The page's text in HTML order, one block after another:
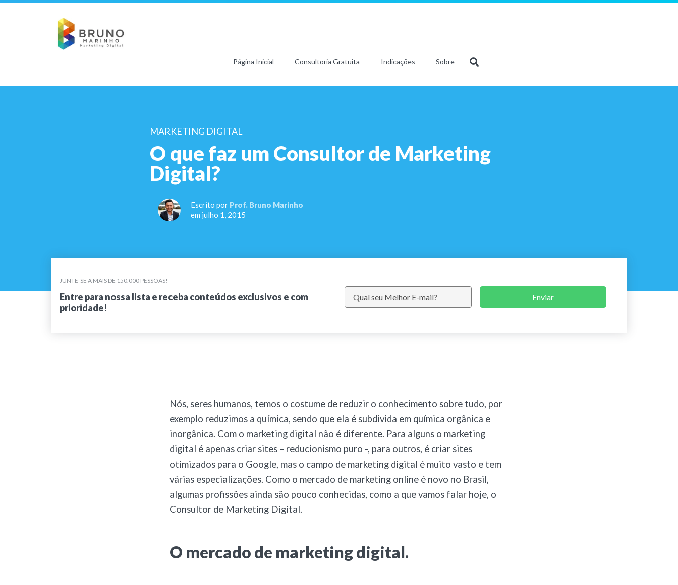
Página Inicial Consultoria Gratuita Indicações Sobre
MARKETING DIGITAL
O que faz um Consultor de Marketing
Digital?
Escrito por Prof. Bruno Marinho
em julho 1, 2015
JUNTE-SE A MAIS DE 150.000 PESSOAS!
Entre para nossa lista e receba conteúdos exclusivos e com
prioridade!
Enviar
Nós, seres humanos, temos o costume de reduzir o conhecimento sobre tudo, por
exemplo reduzimos a química, sendo que ela é subdivida em química orgânica e
inorgânica. Com o marketing digital não é diferente. Para alguns o marketing
digital é apenas criar sites – reducionismo puro -, para outros, é criar sites
otimizados para o Google, mas o campo de marketing digital é muito vasto e tem
várias especializações. Como o mercado de marketing online é novo no Brasil,
algumas profissões ainda são pouco conhecidas, como a que vamos falar hoje, o
Consultor de Marketing Digital.
O mercado de marketing digital.